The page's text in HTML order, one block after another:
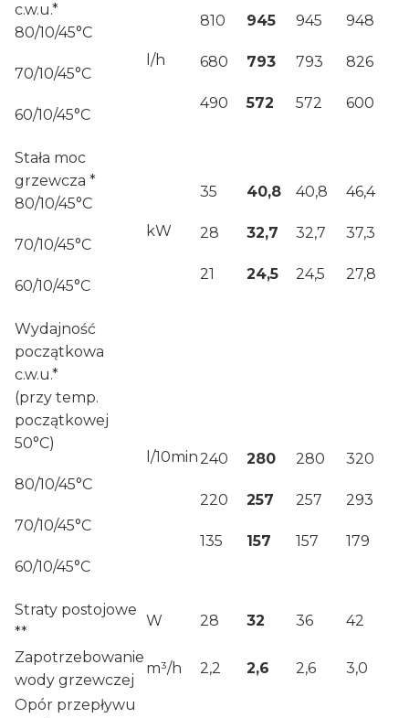
c.w.u.*
80/10/45°C
70/10/45°C
60/10/45°C
l/h
810
680
490
945
793
572
945
793
572
948
826
600
Stała moc
grzewcza *
80/10/45°C
70/10/45°C
60/10/45°C
kW
35
28
21
40,8
32,7
24,5
40,8
32,7
24,5
46,4
37,3
27,8
Wydajność
początkowa
c.w.u.*
(przy temp.
początkowej
50°C)
80/10/45°C
70/10/45°C
60/10/45°C
l/10min240
220
135
280
257
157
280
257
157
320
293
179
Straty postojowe
**
W 28 32 36 42
Zapotrzebowanie
wody grzewczej
m³/h 2,2 2,6 2,6 3,0
Opór przepływu